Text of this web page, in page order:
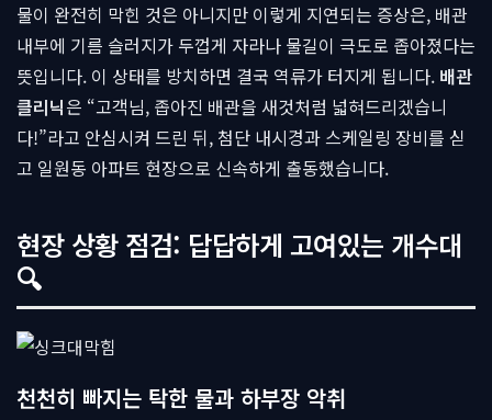
물이 완전히 막힌 것은 아니지만 이렇게 지연되는 증상은, 배관
내부에 기름 슬러지가 두껍게 자라나 물길이 극도로 좁아졌다는
뜻입니다. 이 상태를 방치하면 결국 역류가 터지게 됩니다. 배관
클리닉은 “고객님, 좁아진 배관을 새것처럼 넓혀드리겠습니
다!”라고 안심시켜 드린 뒤, 첨단 내시경과 스케일링 장비를 싣
고 일원동 아파트 현장으로 신속하게 출동했습니다.
현장 상황 점검: 답답하게 고여있는 개수대
🔍
천천히 빠지는 탁한 물과 하부장 악취